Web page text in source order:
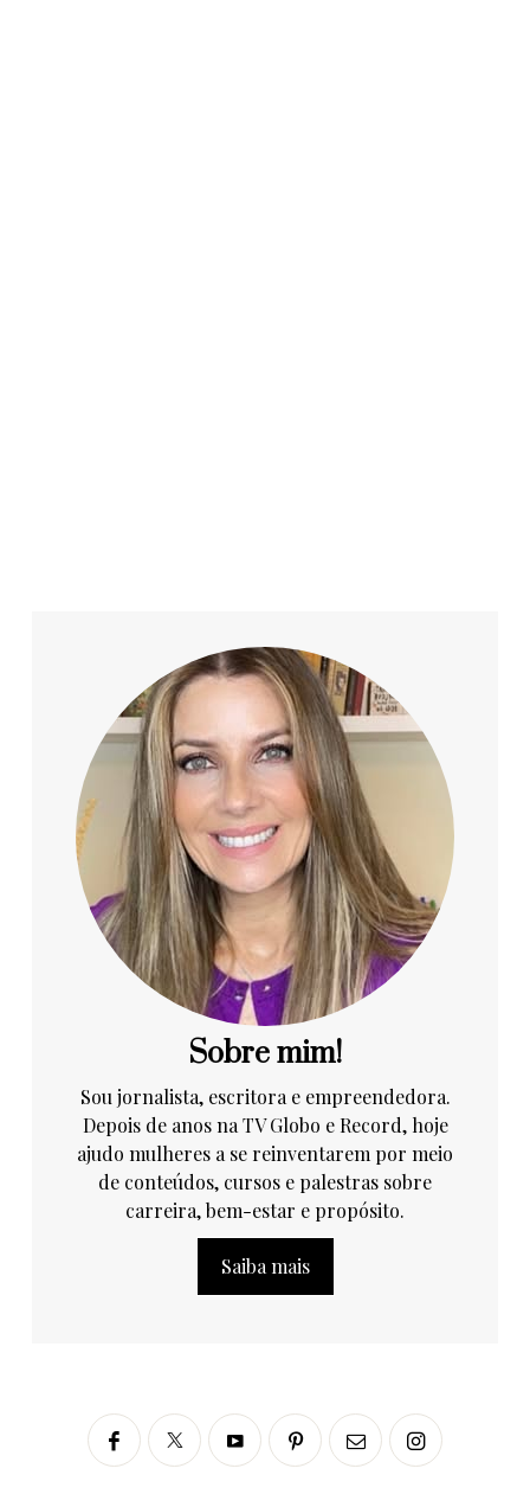
Sobre mim!
Sou jornalista, escritora e empreendedora.
Depois de anos na TV Globo e Record, hoje
ajudo mulheres a se reinventarem por meio
de conteúdos, cursos e palestras sobre
carreira, bem-estar e propósito.
Saiba mais